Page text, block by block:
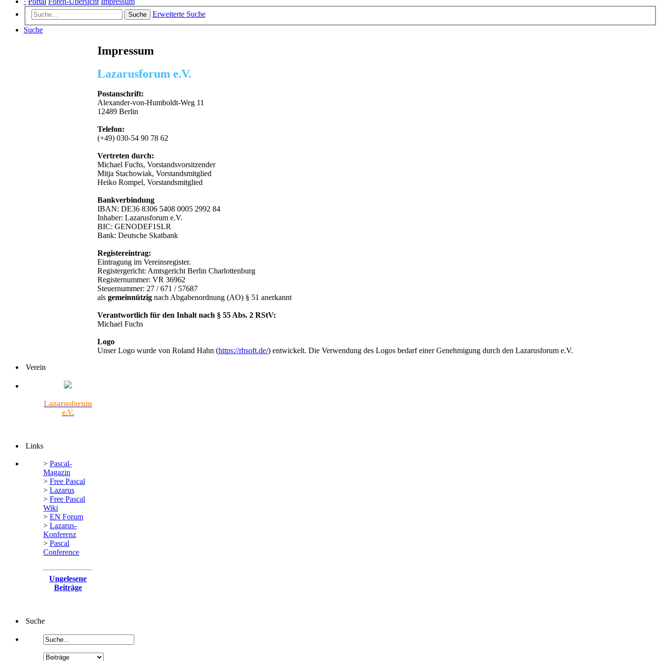
Suche
Erweiterte Suche
Suche
Impressum
Lazarusforum e.V.
Postanschrift:
Alexander-von-Humboldt-Weg 11
12489 Berlin
Telefon:
(+49) 030-54 90 78 62
Vertreten durch:
Michael Fuchs, Vorstandsvorsitzender
Mitja Stachowiak, Vorstandsmitglied
Heiko Rompel, Vorstandsmitglied
Bankverbindung
IBAN: DE36 8306 5408 0005 2992 84
Inhaber: Lazarusforum e.V.
BIC: GENODEF1SLR
Bank: Deutsche Skatbank
Registereintrag:
Eintragung im Vereinsregister.
Registergericht: Amtsgericht Berlin Charlottenburg
Registernummer: VR 36962
Steuernummer: 27 / 671 / 57687
als gemeinnützig nach Abgabenordnung (AO) § 51 anerkannt
Verantwortlich für den Inhalt nach § 55 Abs. 2 RStV:
Michael Fuchs
Logo
Unser Logo wurde von Roland Hahn (https://rhsoft.de/) entwickelt. Die Verwendung des Logos bedarf einer Genehmigung durch den Lazarusforum e.V.
Verein
Lazarusforum
e.V.
Links
> Pascal-
Magazin
> Free Pascal
> Lazarus
> Free Pascal
Wiki
> EN Forum
> Lazarus-
Konferenz
> Pascal
Conference
Ungelesene
Beiträge
Suche